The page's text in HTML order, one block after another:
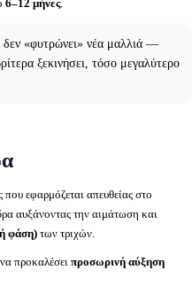
6–12 μήνες.
«φυτρώνει» νέα μαλλιά —
ξεκινήσει, τόσο μεγαλύτερο
εφαρμόζεται απευθείας στο
αυξάνοντας την αιμάτωση και
φάση) των τριχών.
προκαλέσει προσωρινή αύξηση